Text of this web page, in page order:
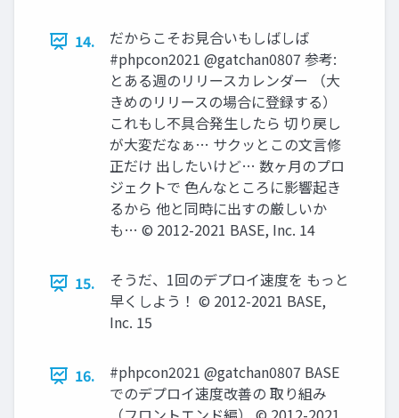
14.
だからこそお見合いもしばしば
#phpcon2021 @gatchan0807 参考:
とある週のリリースカレンダー （大
きめのリリースの場合に登録する）
これもし不具合発生したら 切り戻し
が大変だなぁ… サクッとこの文言修
正だけ 出したいけど… 数ヶ月のプロ
ジェクトで 色んなところに影響起き
るから 他と同時に出すの厳しいか
も… © 2012-2021 BASE, Inc. 14
15.
そうだ、1回のデプロイ速度を もっと
早くしよう！ © 2012-2021 BASE,
Inc. 15
16.
#phpcon2021 @gatchan0807 BASE
でのデプロイ速度改善の 取り組み